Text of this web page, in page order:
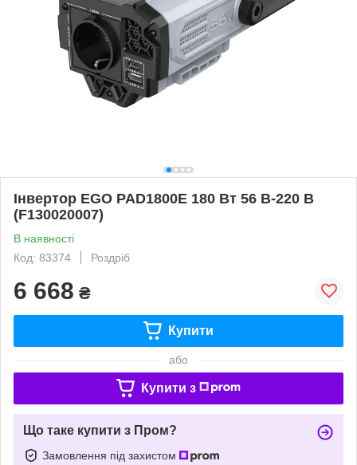
Інвертор EGO PAD1800E 180 Вт 56 В-220 В
(F130020007)
В наявності
Код: 83374
Роздріб
6 668 ₴
Купити
або
Купити з
Що таке купити з Пром?
Замовлення під захистом